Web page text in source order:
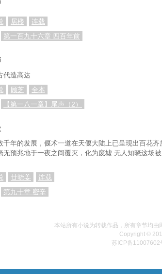
居楼
连载
第一百九十六章 四百年前
代造高达
顾芝
全本
【第一八一章】尾声（2）
千年的发展，偃术一道在天偃大陆上已呈现出百花
无预兆地于一夜之间覆灭，化为废墟 无人知晓这场
廿晓姜
连载
第九十章 密辛
本站所有小说为转载作品，所有章节均
Copyright ©
苏ICP备11007602